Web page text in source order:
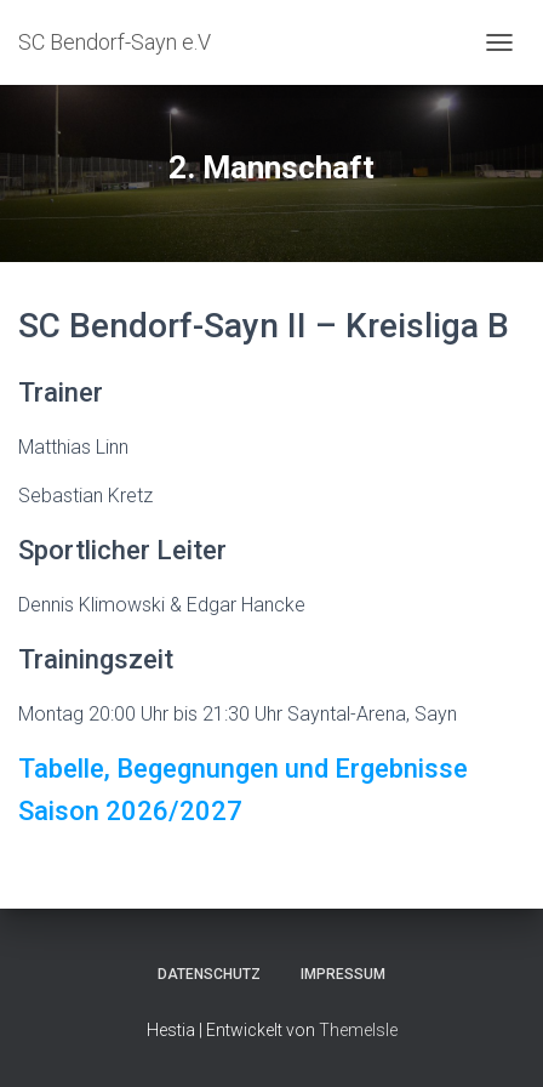
SC Bendorf-Sayn e.V
2. Mannschaft
SC Bendorf-Sayn II – Kreisliga B
Trainer
Matthias Linn
Sebastian Kretz
Sportlicher Leiter
Dennis Klimowski & Edgar Hancke
Trainingszeit
Montag 20:00 Uhr bis 21:30 Uhr Sayntal-Arena, Sayn
Tabelle, Begegnungen und Ergebnisse
Saison 2026/2027
DATENSCHUTZ IMPRESSUM
Hestia | Entwickelt von ThemeIsle